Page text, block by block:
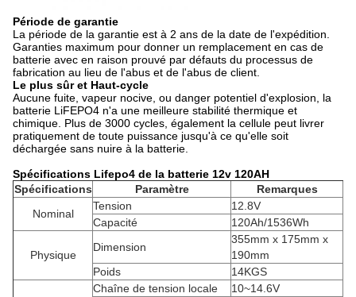
Période de garantie
La période de la garantie est à 2 ans de la date de l'expédition.
Garanties maximum pour donner un remplacement en cas de
batterie avec en raison prouvé par défauts du processus de
fabrication au lieu de l'abus et de l'abus de client.
Le plus sûr et Haut-cycle
Aucune fuite, vapeur nocive, ou danger potentiel d'explosion, la
batterie LiFEPO4 n'a une meilleure stabilité thermique et
chimique. Plus de 3000 cycles, également la cellule peut livrer
pratiquement de toute puissance jusqu'à ce qu'elle soit
déchargée sans nuire à la batterie.
Spécifications Lifepo4 de la batterie 12v 120AH
Spécifications
Paramètre
Remarques
Nominal
Tension
12.8V
Capacité
120Ah/1536Wh
Physique
Dimension
355mm x 175mm x
190mm
Poids
14KGS
Chaîne de tension locale
10~14.6V